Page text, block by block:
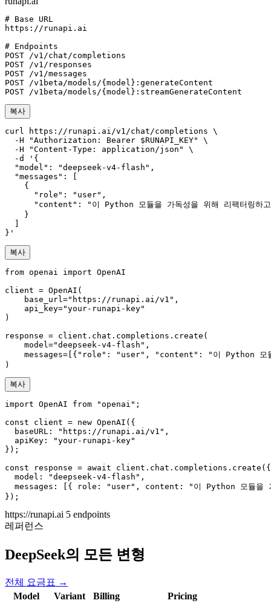
# Base URL
https://runapi.ai
# Endpoints
POST /v1/chat/completions
POST /v1/responses
POST /v1/messages
POST /v1beta/models/{model}:generateContent
복사
curl https://runapi.ai/v1/chat/completions \
  -H "Authorization: Bearer $RUNAPI_KEY" \
  -H "Content-Type: application/json" \
  -d '{
  "model": "deepseek-v4-flash",
  "messages": [
    {
      "role": "user",
"content": "이 Python 모듈을 가독성을 위해 리팩터링하고
    }
}'
복사
from openai import OpenAI
client = OpenAI(
    base_url="https://runapi.ai/v1",
    api_key="your-runapi-key"
)
response = client.chat.completions.create(
    model="deepseek-v4-flash",
messages=[{"role": "user", "content": "이 Python 모듈을
)
복사
import OpenAI from "openai";
const client = new OpenAI({
  baseURL: "https://runapi.ai/v1",
  apiKey: "your-runapi-key"
});
const response = await client.chat.completions.create({
  model: "deepseek-v4-flash",
messages: [{ role: "user", content: "이 Python 모듈을 가
});
https://runapi.ai 5 endpoints
레퍼런스
DeepSeek의 모든 변형
전체 요금표 →
Model
Variant Billing
Pricing